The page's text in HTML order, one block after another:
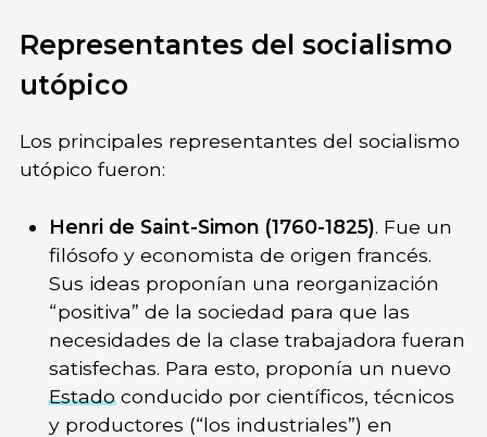
Representantes del socialismo
utópico
Los principales representantes del socialismo
utópico fueron:
Henri de Saint-Simon (1760-1825). Fue un
filósofo y economista de origen francés.
Sus ideas proponían una reorganización
“positiva” de la sociedad para que las
necesidades de la clase trabajadora fueran
satisfechas. Para esto, proponía un nuevo
Estadoconducido por científicos, técnicos
y productores (“los industriales”) en